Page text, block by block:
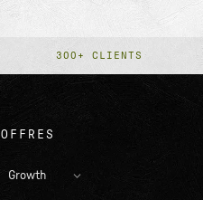
300+ CLIENTS
OFFRES
Growth